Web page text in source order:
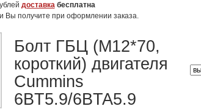
доставкабесплатна
Вы получите при оформлении заказа.
Болт ГБЦ (M12*70,
короткий) двигателя
Cummins
6BT5.9/6BTA5.9